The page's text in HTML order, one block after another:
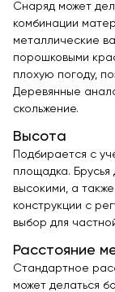
Снаряд может
комбинации
металлические
порошковыми
плохую погоду,
Деревянные
скольжение.
Высота
Подбирается с
площадка. Брусья
высокими, а
конструкции с
выбор для
Расстояние
Стандартное
может делаться